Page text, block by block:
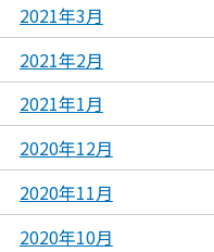
2021年3月
2021年2月
2021年1月
2020年12月
2020年11月
2020年10月